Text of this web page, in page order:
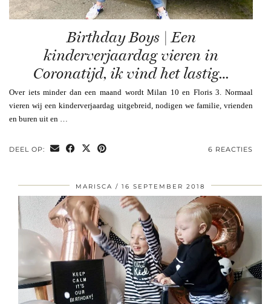
Birthday Boys | Een
kinderverjaardag vieren in
Coronatijd, ik vind het lastig…
Over iets minder dan een maand wordt Milan 10 en Floris 3. Normaal
vieren wij een kinderverjaardag uitgebreid, nodigen we familie, vrienden
en buren uit en …
DEEL OP: 6 REACTIES
MARISCA 16 SEPTEMBER 2018